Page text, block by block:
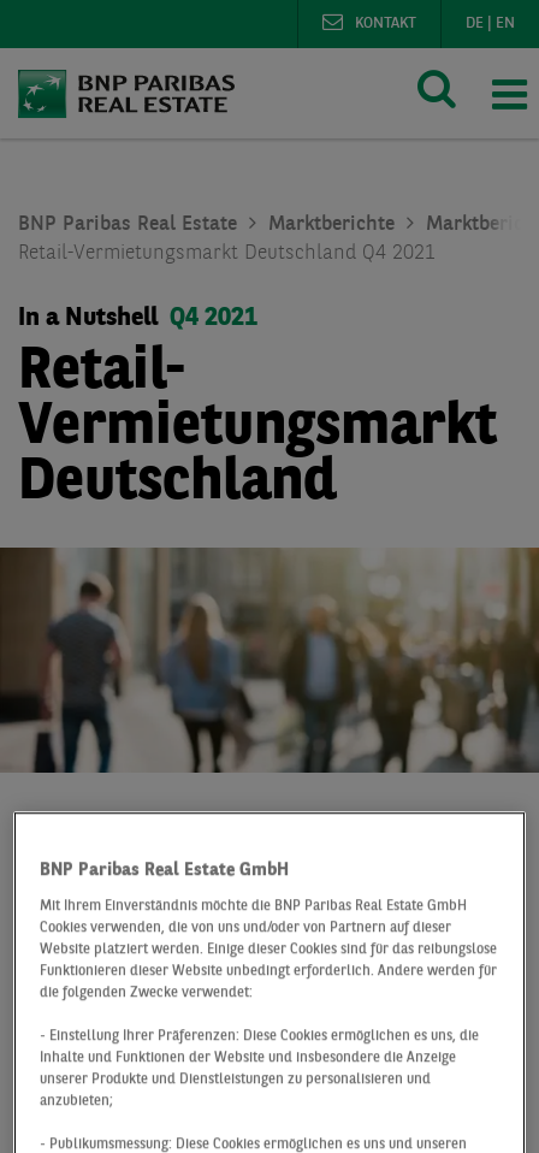
DE EN
KONTAKT
BNP Paribas Real Estate Marktberichte
Retail-Vermietungsmarkt Deutschland Q4 2021
In a Nutshell Q4 2021
Retail-
Vermietungsmarkt
Deutschland
Vermietungsdynamik
auf dem Retailmarkt
2021: Bundesweit über
dem Vorjahr, in den
Top-Städten sogar auf
Vor-Corona-Niveau
BNP Paribas Real Estate GmbH
Mit Ihrem Einverständnis möchte die BNP Paribas Real Estate GmbH
Cookies verwenden, die von uns und/oder von Partnern auf dieser
Website platziert werden. Einige dieser Cookies sind für das reibungslose
Funktionieren dieser Website unbedingt erforderlich. Andere werden für
die folgenden Zwecke verwendet:
- Einstellung Ihrer Präferenzen: Diese Cookies ermöglichen es uns, die
Inhalte und Funktionen der Website und insbesondere die Anzeige
unserer Produkte und Dienstleistungen zu personalisieren und
anzubieten;
- Publikumsmessung: Diese Cookies ermöglichen es uns und unseren